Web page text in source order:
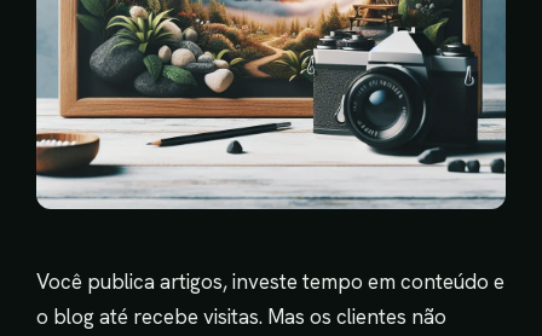
Você publica artigos, investe tempo em conteúdo e
o blog até recebe visitas. Mas os clientes não